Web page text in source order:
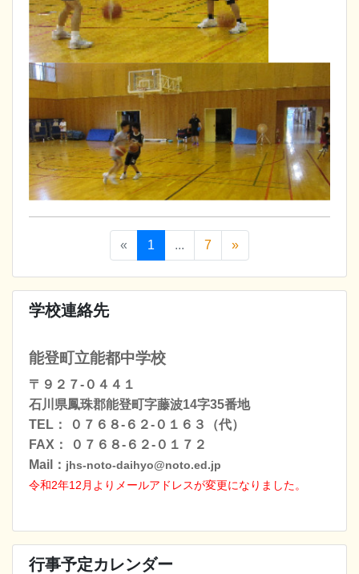
学校連絡先
能登町立能都中学校
〒９２７-０４４１
石川県鳳珠郡能登町字藤波14字35番地
TEL： ０７６８-６２-０１６３（代）
FAX： ０７６８-６２-０１７２
Mail： jhs-noto-daihyo@noto.ed.jp
令和2年12月よりメールアドレスが変更になりました 。
行事予定カレンダー
« 1 ... 7 »